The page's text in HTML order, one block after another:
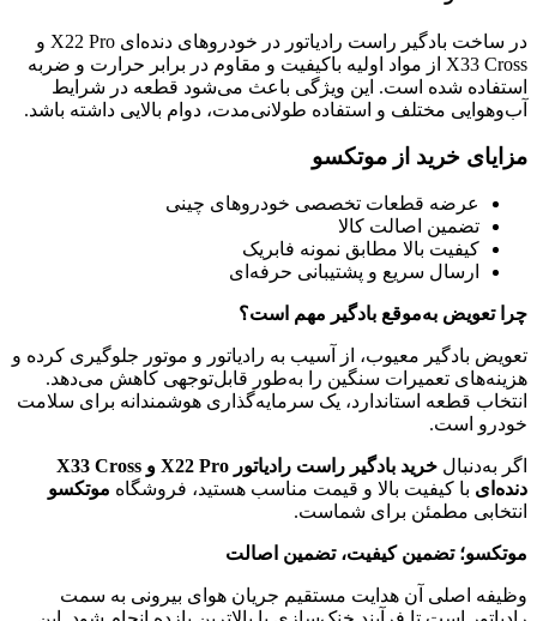
در ساخت بادگیر راست رادیاتور در خودروهای دنده‌ای X22 Pro و
X33 Cross از مواد اولیه باکیفیت و مقاوم در برابر حرارت و ضربه
استفاده شده است. این ویژگی باعث می‌شود قطعه در شرایط
آب‌وهوایی مختلف و استفاده طولانی‌مدت، دوام بالایی داشته باشد.
مزایای خرید از موتکسو
عرضه قطعات تخصصی خودروهای چینی
تضمین اصالت کالا
کیفیت بالا مطابق نمونه فابریک
ارسال سریع و پشتیبانی حرفه‌ای
چرا تعویض به‌موقع بادگیر مهم است؟
تعویض بادگیر معیوب، از آسیب به رادیاتور و موتور جلوگیری کرده و
هزینه‌های تعمیرات سنگین را به‌طور قابل‌توجهی کاهش می‌دهد.
انتخاب قطعه استاندارد، یک سرمایه‌گذاری هوشمندانه برای سلامت
خودرو است.
اگر به‌دنبال
خرید بادگیر راست رادیاتور X22 Pro و X33 Cross
دنده‌ای با کیفیت بالا و قیمت مناسب هستید، فروشگاه موتکسو
انتخابی مطمئن برای شماست.
موتکسو؛ تضمین کیفیت، تضمین اصالت
وظیفه اصلی آن هدایت مستقیم جریان هوای بیرونی به سمت